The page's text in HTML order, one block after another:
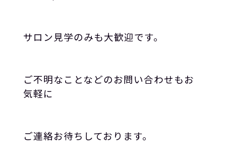
サロン見学のみも大歓迎です。
ご不明なことなどのお問い合わせもお
気軽に
ご連絡お待ちしております。